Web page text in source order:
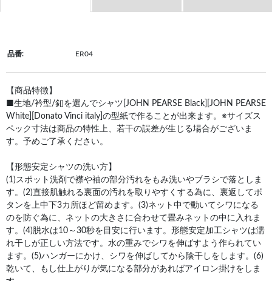
品番: ER04
【商品特徴】
■生地/衿型/釦を選んでシャツ[JOHN PEARSE Black][JOHN PEARSE
White][Donato Vinci italy]の型紙で作ることが出来ます。※サイズス
ペック寸法は商品の特性上、若干の誤差が生じる場合がございま
す。予めご了承ください。
【形態安定シャツの洗い方】
(1)スポット洗剤で襟や袖の部分汚れをもみ洗いやブラシで落としま
す。(2)直接肌触れる裏面の汚れを取りやすくする為に、裏返してボ
タンを上中下3カ所ほど留めます。(3)ネット中で動いてシワになる
のを防ぐ為に、ネットの大きさに合わせて畳みネットの中に入れま
す。(4)脱水は10～30秒を目安に行います。形態安定加工シャツは濡
れ干しが正しい方法です。水の重みでシワを伸ばすよう作られてい
ます。(5)ハンガーにかけ、シワを伸ばしてから陰干しをします。(6)
乾いて、もし仕上がりが気になる部分があればアイロン掛けをしま